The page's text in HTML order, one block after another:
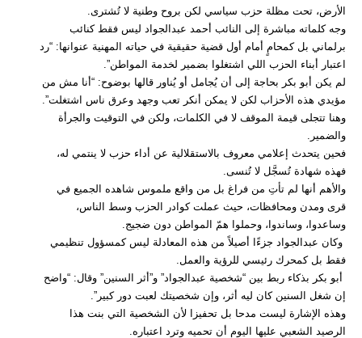
الأرض، تحت مظلة حزب سياسي لكن بروح وطنية لا تُشترى.
وجه كلماته مباشرة إلى النائب أحمد عبدالجواد ليس فقط كنائب
برلماني بل كمحامٍ أمام أول قضية حقيقية في حياته المهنية عنوانها: “رد
اعتبار أبناء الحزب اللي اشتغلوا بضمير لخدمة المواطن”.
لم يكن أبو بكر بحاجة إلى أن يُجامل أو يُناور قالها بوضوح: “أنا مش من
مؤيدي هذه الأحزاب لكن لا يمكن أنكر تعب وجهد وعرق ناس اشتغلت”.
وهنا تتجلى قيمة الموقف لا في الكلمات، ولكن في التوقيت والجرأة
والضمير.
فحين يتحدث إعلامي معروف بالاستقلالية عن أداء حزب لا ينتمي له،
فهذه شهادة تُسجَّل لا تُنسى.
والأهم أنها لم تأتِ من فراغ بل من واقع ملموس شاهده الجميع في
قرى ومدن ومحافظات، حيث عملت كوادر الحزب وسط الناس،
وساعدوا، وساندوا، وحملوا همّ المواطن دون ضجيج.
وكان عبدالجواد جزءًا أصيلاً من هذه المعادلة ليس كمسؤول تنظيمي
فقط بل كمحرك رئيسي للرؤية والعمل.
أبو بكر بذكاء ربط بين “شخصية عبدالجواد” و”أثر السنين” وقال: “واضح
إن شغل السنين كان ليه أثر، وإن شخصيتك لعبت دور كبير”.
وهذه الإشارة ليست مدحا بل تحفيزا لأن الشخصية التي بنت هذا
الرصيد الشعبي عليها اليوم أن تحميه وترد اعتباره.